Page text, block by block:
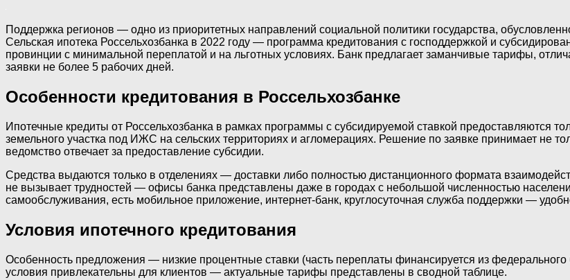
Поддержка регионов — одно из приоритетных направлений социальной политики государства,
Сельская ипотека Россельхозбанка в 2022 году — программа кредитования с господдержкой и
провинции с минимальной переплатой и на льготных условиях. Банк предлагает заманчивые тарифы,
заявки не более 5 рабочих дней.
Особенности кредитования в Россельхозбанке
Ипотечные кредиты от Россельхозбанка в рамках программы с субсидируемой ставкой предоставляются
земельного участка под ИЖС на сельских территориях и агломерациях. Решение по заявке принимает не
ведомство отвечает за предоставление субсидии.
Средства выдаются только в отделениях — доставки либо полностью дистанционного формата
не вызывает трудностей — офисы банка представлены даже в городах с небольшой численностью
самообслуживания, есть мобильное приложение, интернет-банк, круглосуточная служба поддержки —
Условия ипотечного кредитования
Особенность предложения — низкие процентные ставки (часть переплаты финансируется из
условия привлекательны для клиентов — актуальные тарифы представлены в сводной таблице.